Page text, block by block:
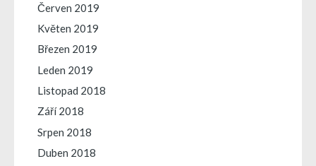
Červen 2019
Květen 2019
Březen 2019
Leden 2019
Listopad 2018
Září 2018
Srpen 2018
Duben 2018